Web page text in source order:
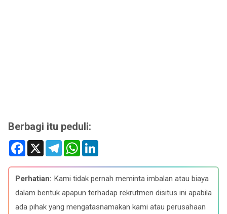
Berbagi itu peduli:
F
e
b
o
o
X
T
e
e
g
r
a
W
t
s
A
p
k
e
d
I
Perhatian: Kami tidak pernah meminta imbalan atau biaya
dalam bentuk apapun terhadap rekrutmen disitus ini apabila
ada pihak yang mengatasnamakan kami atau perusahaan